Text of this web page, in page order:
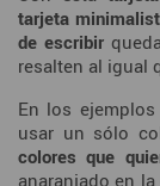
tarjeta
de escribir
resalten al igual
En los
usar un sólo
colores que
anaranjado en